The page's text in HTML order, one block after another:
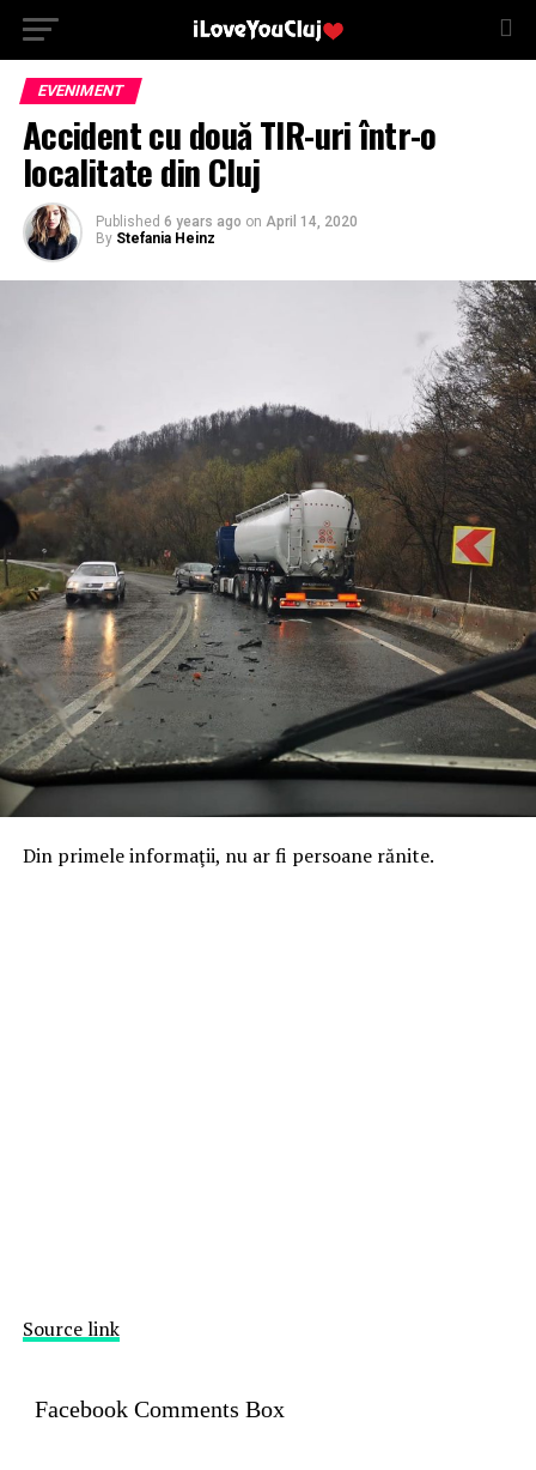
EVENIMENT
Accident cu două TIR-uri într-o
localitate din Cluj
Published 6 years ago on April 14, 2020
By Stefania Heinz
Din primele informaţii, nu ar fi persoane rănite.
Source link
Facebook Comments Box